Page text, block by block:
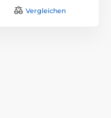
Vergleichen